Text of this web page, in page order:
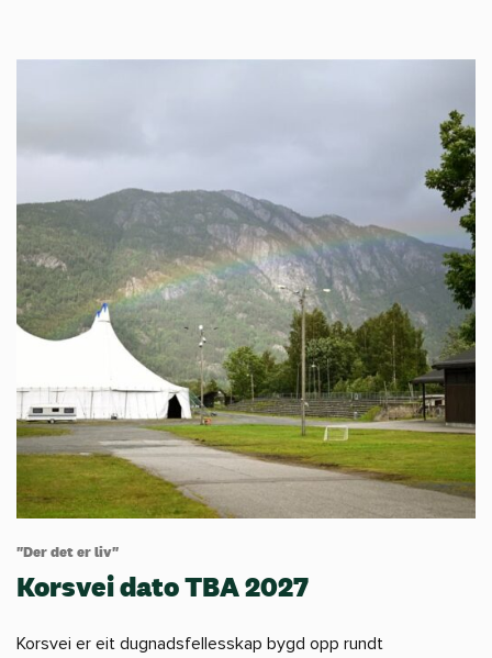
"Der det er liv"
Korsvei dato TBA 2027
Korsvei er eit dugnadsfellesskap bygd opp rundt